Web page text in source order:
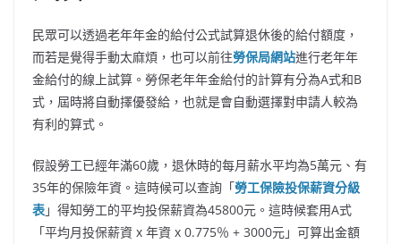
民眾可以透過老年年金的給付公式試算退休後的給付額度，
而若是覺得手動太麻煩，也可以前往勞保局網站進行老年年
金給付的線上試算。勞保老年年金給付的計算有分為A式和B
式，屆時將自動擇優發給，也就是會自動選擇對申請人較為
有利的算式。
假設勞工已經年滿60歲，退休時的每月薪水平均為5萬元、有
35年的保險年資。這時候可以查詢「勞工保險投保薪資分級
表」得知勞工的平均投保薪資為45800元。這時候套用A式
「平均月投保薪資 x 年資 x 0.775％ + 3000元」可算出金額